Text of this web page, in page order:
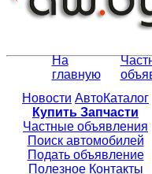
На
главную
Новости АвтоКаталог
Купить Запчасти
Частные объявления
Поиск автомобилей
Подать объявление
Полезное Контакты